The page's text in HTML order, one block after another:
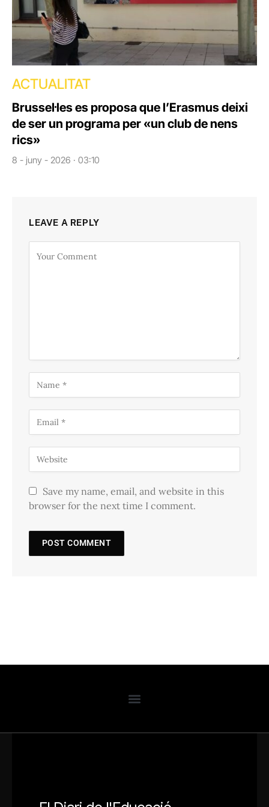
ACTUALITAT
Brussel·les es proposa que l’Erasmus deixi
de ser un programa per «un club de nens
rics»
8 - juny - 2026 · 03:10
LEAVE A REPLY
Save my name, email, and website in this
browser for the next time I comment.